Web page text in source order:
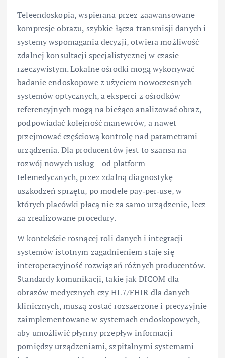
Teleendoskopia, wspierana przez zaawansowane
kompresje obrazu, szybkie łącza transmisji danych i
systemy wspomagania decyzji, otwiera możliwość
zdalnej konsultacji specjalistycznej w czasie
rzeczywistym. Lokalne ośrodki mogą wykonywać
badanie endoskopowe z użyciem nowoczesnych
systemów optycznych, a eksperci z ośrodków
referencyjnych mogą na bieżąco analizować obraz,
podpowiadać kolejność manewrów, a nawet
przejmować częściową kontrolę nad parametrami
urządzenia. Dla producentów jest to szansa na
rozwój nowych usług – od platform
telemedycznych, przez zdalną diagnostykę
uszkodzeń sprzętu, po modele pay‑per‑use, w
których placówki płacą nie za samo urządzenie, lecz
za zrealizowane procedury.
W kontekście rosnącej roli danych i integracji
systemów istotnym zagadnieniem staje się
interoperacyjność rozwiązań różnych producentów.
Standardy komunikacji, takie jak DICOM dla
obrazów medycznych czy HL7/FHIR dla danych
klinicznych, muszą zostać rozszerzone i precyzyjnie
zaimplementowane w systemach endoskopowych,
aby umożliwić płynny przepływ informacji
pomiędzy urządzeniami, szpitalnymi systemami